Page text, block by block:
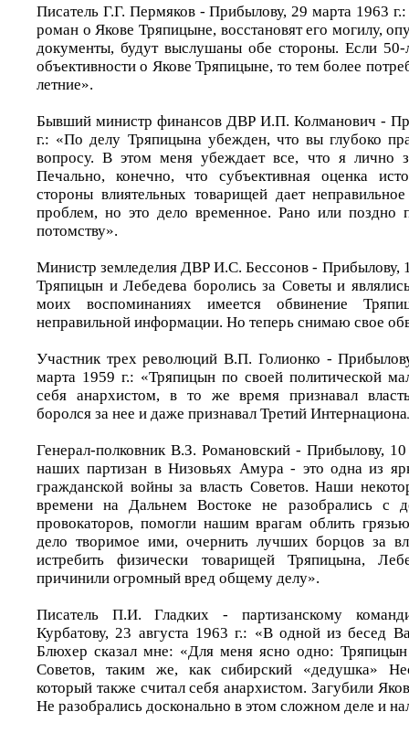
Писатель Г.Г. Пермяков - Прибылову, 29 марта 1963
роман о Якове Тряпицыне, восстановят его могилу,
документы, будут выслушаны обе стороны. Если
объективности о Якове Тряпицыне, то тем более
летние».
Бывший министр финансов ДВР И.П. Колманович -
г.: «По делу Тряпицына убежден, что вы глубоко
вопросу. В этом меня убеждает все, что я лично
Печально, конечно, что субъективная оценка
стороны влиятельных товарищей дает
проблем, но это дело временное. Рано или поздно
потомству».
Министр земледелия ДВР И.С. Бессонов - Прибылову,
Тряпицын и Лебедева боролись за Советы и
моих воспоминаниях имеется обвинение
неправильной информации. Но теперь снимаю свое
Участник трех революций В.П. Голионко -
марта 1959 г.: «Тряпицын по своей политической
себя анархистом, в то же время признавал
боролся за нее и даже признавал Третий
Генерал-полковник В.З. Романовский - Прибылову,
наших партизан в Низовьях Амура - это одна из
гражданской войны за власть Советов. Наши
времени на Дальнем Востоке не разобрались с
провокаторов, помогли нашим врагам облить
дело творимое ими, очернить лучших борцов за
истребить физически товарищей Тряпицына,
причинили огромный вред общему делу».
Писатель П.И. Гладких - партизанскому
Курбатову, 23 августа 1963 г.: «В одной из бесед
Блюхер сказал мне: «Для меня ясно одно:
Советов, таким же, как сибирский «дедушка»
который также считал себя анархистом. Загубили
Не разобрались досконально в этом сложном деле и